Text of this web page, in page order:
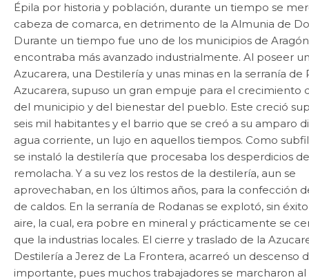
Épila por historia y población, durante un tiempo se
cabeza de comarca, en detrimento de la Almunia de
Durante un tiempo fue uno de los municipios de
encontraba más avanzado industrialmente. Al poseer
Azucarera, una Destilería y unas minas en la serranía de
Azucarera, supuso un gran empuje para el crecimiento
del municipio y del bienestar del pueblo. Este creció
seis mil habitantes y el barrio que se creó a su amparo
agua corriente, un lujo en aquellos tiempos. Como
se instaló la destilería que procesaba los desperdicios
remolacha. Y a su vez los restos de la destilería, aun se
aprovechaban, en los últimos años, para la confección
de caldos. En la serranía de Rodanas se explotó, sin
aire, la cual, era pobre en mineral y prácticamente se
que la industrias locales. El cierre y traslado de la
Destilería a Jerez de La Frontera, acarreó un descenso
importante, pues muchos trabajadores se marcharon al